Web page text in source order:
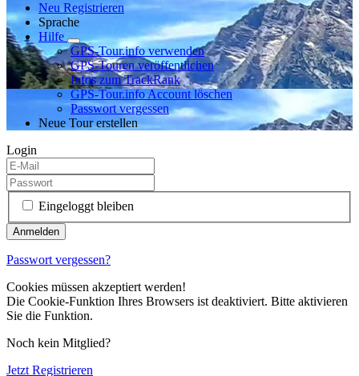
Neu Registrieren
Sprache
Hilfe
GPS-Tour.info verwenden
GPS-Touren veröffentlichen
Infos zum TrackRank
GPS-Tour.info Account löschen
Passwort vergessen
Neue Tour erstellen
Login
Eingeloggt bleiben
Passwort vergessen?
Cookies müssen akzeptiert werden!
Die Cookie-Funktion Ihres Browsers ist deaktiviert. Bitte aktivieren
Sie die Funktion.
Noch kein Mitglied?
Jetzt Registrieren